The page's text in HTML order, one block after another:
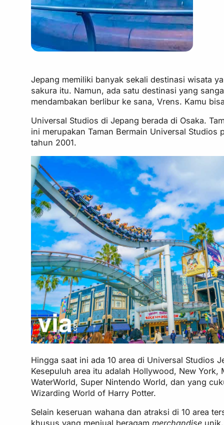
Jepang memiliki banyak sekali destinasi wisata
sakura itu. Namun, ada satu destinasi yang
mendambakan berlibur ke sana, Vrens. Kamu
Universal Studios di Jepang berada di Osaka.
ini merupakan Taman Bermain Universal
tahun 2001.
Hingga saat ini ada 10 area di Universal Studios
Kesepuluh area itu adalah Hollywood, New
WaterWorld, Super Nintendo World, dan yang
Wizarding World of Harry Potter.
Selain keseruan wahana dan atraksi di 10 area
khusus yang menjual beragammerchandise